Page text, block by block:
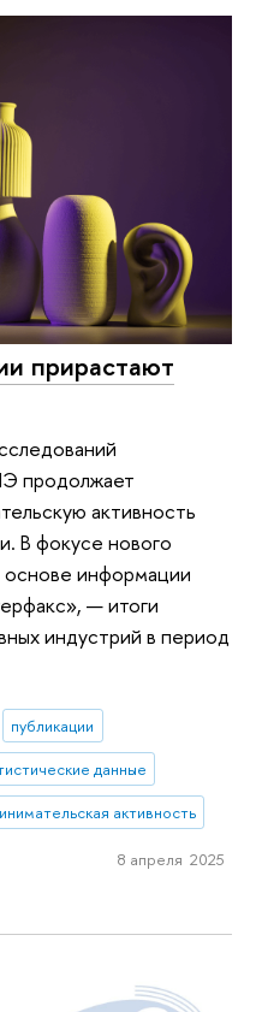
прирастают
продолжает
активность
В фокусе нового
основе информации
— итоги
индустрий в период
публикации
данные
активность
8 апреля 2025